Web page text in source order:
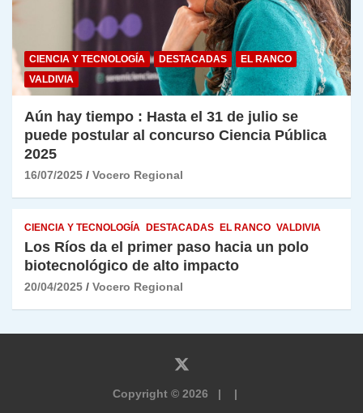
CIENCIA Y TECNOLOGÍA DESTACADAS
EL RANCO
VALDIVIA
Aún hay tiempo : Hasta el 31 de julio se
puede postular al concurso Ciencia Pública
2025
16/07/2025 Vocero Regional
CIENCIA Y TECNOLOGÍA DESTACADAS EL RANCO VALDIVIA
Los Ríos da el primer paso hacia un polo
biotecnológico de alto impacto
20/04/2025 Vocero Regional
Copyright © 2026